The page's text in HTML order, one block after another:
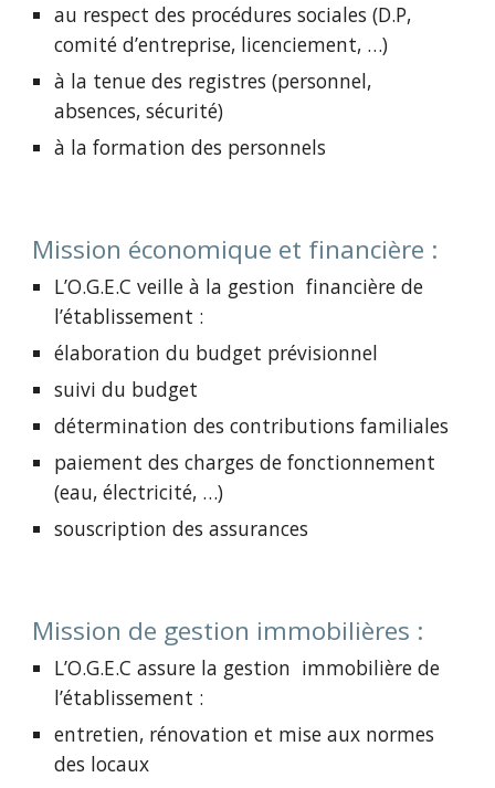
au respect des procédures sociales (D.P,
comité d’entreprise, licenciement, …)
à la tenue des registres (personnel,
absences, sécurité)
à la formation des personnels
Mission économique et financière :
L’O.G.E.C veille à la gestion financière de
l’établissement :
élaboration du budget prévisionnel
suivi du budget
détermination des contributions familiales
paiement des charges de fonctionnement
(eau, électricité, …)
souscription des assurances
Mission de gestion immobilières :
L’O.G.E.C assure la gestion immobilière de
l’établissement :
entretien, rénovation et mise aux normes
des locaux